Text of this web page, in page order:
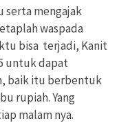
serta mengajak
waspada
bisa terjadi, Kanit
untuk dapat
baik itu berbentuk
rupiah. Yang
malam nya.